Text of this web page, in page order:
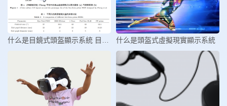
什么是頭盔式虛擬現實顯示系統